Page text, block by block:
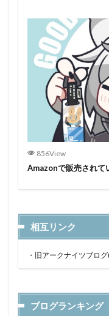
856View
Amazonで販売されて
相互リンク
・ 旧アークナイツブロ
ブログランキング